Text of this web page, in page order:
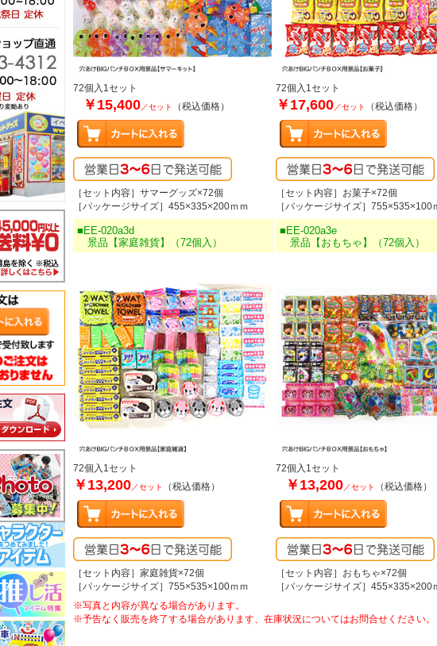
72個入1セット
￥15,400／セット （税込価格）
［セット内容］サマーグッズ×72個
［パッケージサイズ］455×335×200ｍｍ
72個入1セット
￥17,600／セット （税込価格）
［セット内容］お菓子×72個
［パッケージサイズ］755×535×100
■EE-020a3d
景品【家庭雑貨】（72個入）
72個入1セット
￥13,200／セット （税込価格）
［セット内容］家庭雑貨×72個
［パッケージサイズ］755×535×100ｍｍ
■EE-020a3e
景品【おもちゃ】（72個入）
72個入1セット
￥13,200／セット （税込価格）
［セット内容］おもちゃ×72個
［パッケージサイズ］455×335×200
※写真と内容が異なる場合があります。
※予告なく販売を終了する場合があります、在庫状況についてはお問合せください。